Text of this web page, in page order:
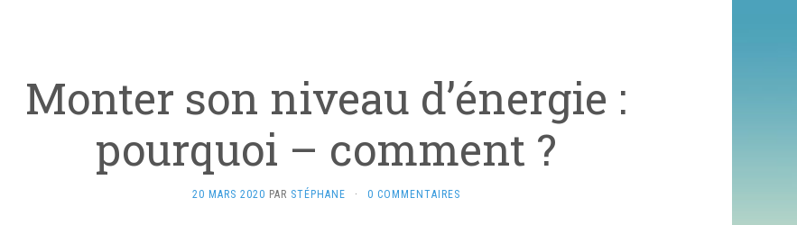
Monter son niveau d’énergie :
pourquoi – comment ?
20 MARS 2020 PAR STÉPHANE · 0 COMMENTAIRES